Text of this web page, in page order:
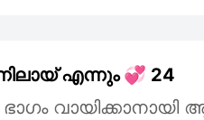
എന്നും 💞 24